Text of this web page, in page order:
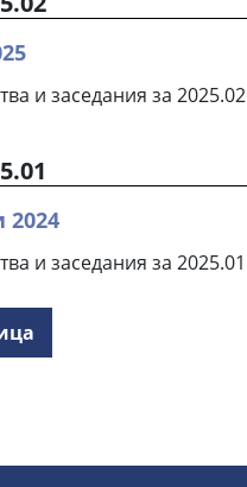
и заседания за 2025.02
2024
и заседания за 2025.01